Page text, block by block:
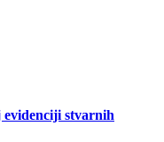
evidenciji stvarnih